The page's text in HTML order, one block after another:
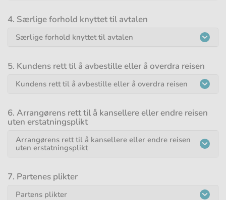
4. Særlige forhold knyttet til avtalen
Særlige forhold knyttet til avtalen
5. Kundens rett til å avbestille eller å overdra reisen
Kundens rett til å avbestille eller å overdra reisen
6. Arrangørens rett til å kansellere eller endre reisen
uten erstatningsplikt
Arrangørens rett til å kansellere eller endre reisen
uten erstatningsplikt
7. Partenes plikter
Partens plikter